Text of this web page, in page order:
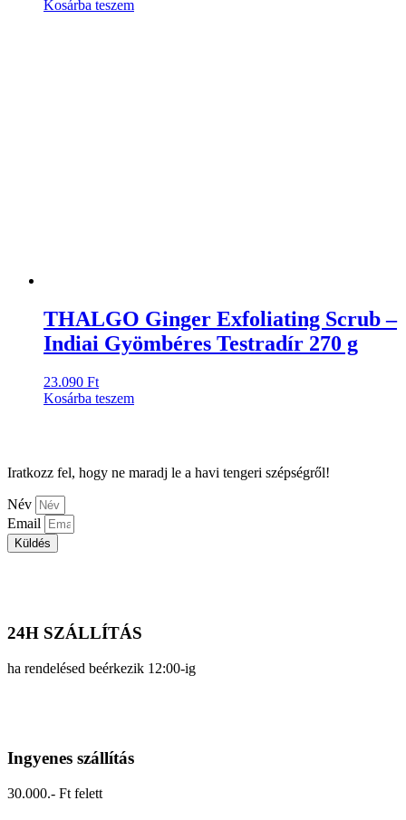
Kosárba teszem
THALGO Ginger Exfoliating Scrub –
Indiai Gyömbéres Testradír 270 g
23.090 Ft
Kosárba teszem
Iratkozz fel, hogy ne maradj le a havi tengeri szépségről!
Név
Email
Küldés
24H SZÁLLÍTÁS
ha rendelésed beérkezik 12:00-ig
Ingyenes szállítás
30.000.- Ft felett